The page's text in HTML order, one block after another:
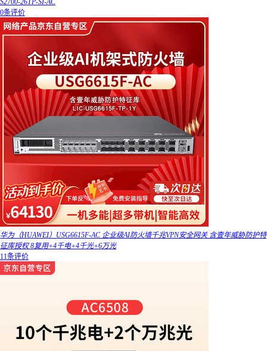
S2700-26TP-SI-AC
0条评价
华为（HUAWEI）USG6615F-AC 企业级AI防火墙千兆VPN安全网关 含壹年威胁防护特
征库授权 8复用+4千电+4千光+6万光
11条评价